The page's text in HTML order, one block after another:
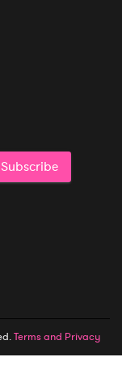
Subscribe
Terms and Privacy